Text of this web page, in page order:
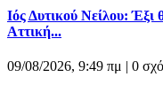
Ιός Δυτικού Νείλου: Έξι
Αττική...
09/08/2026, 9:49 πμ | 0